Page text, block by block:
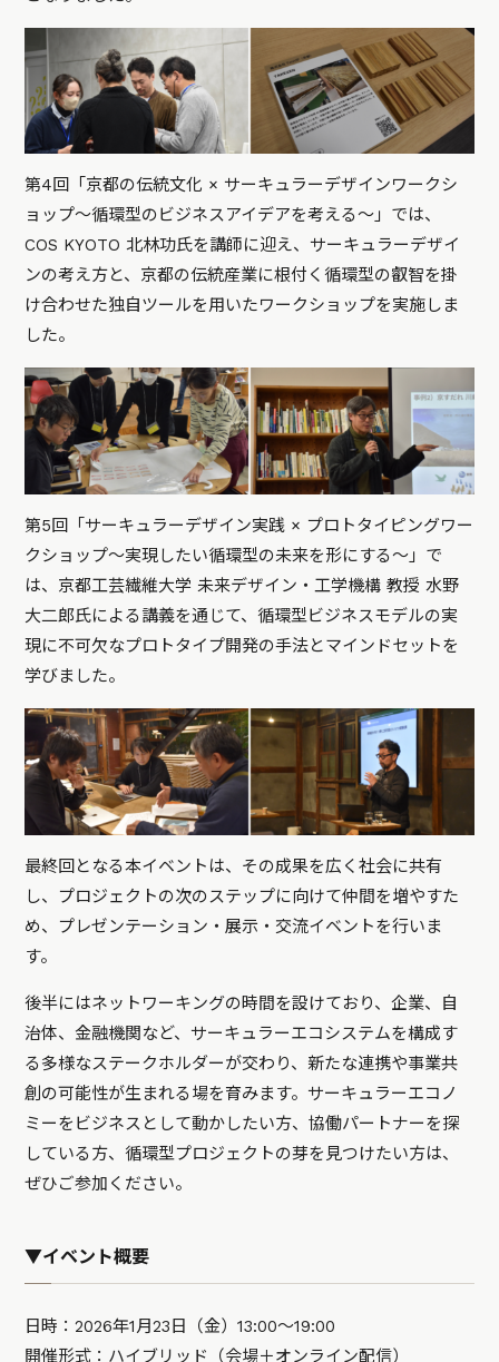
第4回「京都の伝統文化 × サーキュラーデザインワークシ
ョップ～循環型のビジネスアイデアを考える～」では、
COS KYOTO 北林功氏を講師に迎え、サーキュラーデザイ
ンの考え方と、京都の伝統産業に根付く循環型の叡智を掛
け合わせた独自ツールを用いたワークショップを実施しま
した。
第5回「サーキュラーデザイン実践 × プロトタイピングワー
クショップ～実現したい循環型の未来を形にする～」で
は、京都工芸繊維大学 未来デザイン・工学機構 教授 水野
大二郎氏による講義を通じて、循環型ビジネスモデルの実
現に不可欠なプロトタイプ開発の手法とマインドセットを
学びました。
最終回となる本イベントは、その成果を広く社会に共有
し、プロジェクトの次のステップに向けて仲間を増やすた
め、プレゼンテーション・展示・交流イベントを行いま
す。
後半にはネットワーキングの時間を設けており、企業、自
治体、金融機関など、サーキュラーエコシステムを構成す
る多様なステークホルダーが交わり、新たな連携や事業共
創の可能性が生まれる場を育みます。サーキュラーエコノ
ミーをビジネスとして動かしたい方、協働パートナーを探
している方、循環型プロジェクトの芽を見つけたい方は、
ぜひご参加ください。
▼イベント概要
日時：2026年1月23日（金）13:00〜19:00
開催形式：ハイブリッド（会場＋オンライン配信）